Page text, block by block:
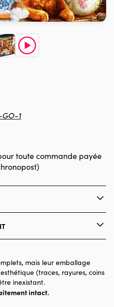
1
toute commande payée
Puzzles - Chats
Puzzle pour Adultes (500 à
mais leur emballage
(traces, rayures, coins
inexistant.
intact.